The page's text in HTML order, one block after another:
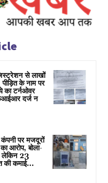
से लाखों
पीड़ित के नाम पर
टर्नओवर
दर्ज न
पर मजदूरों
आरोप, बोला-
लेकिन 23
की कमाई...